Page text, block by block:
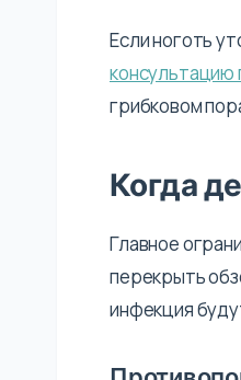
Если ноготь
консультацию
грибковом
Когда
Главное
перекрыть
инфекция